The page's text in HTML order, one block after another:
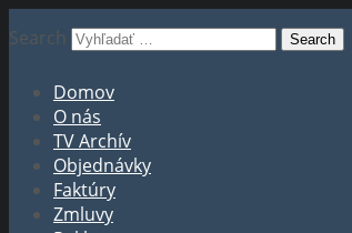
Search
Domov
O nás
TV Archív
Objednávky
Faktúry
Zmluvy